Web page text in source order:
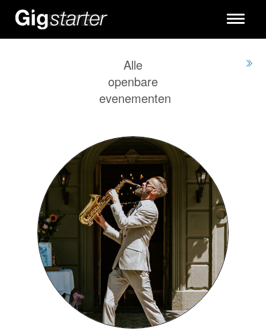
Toggle
Alle
openbare
evenementen